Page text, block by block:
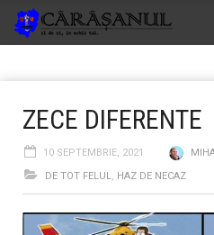
ZECE DIFERENTE
10 SEPTEMBRIE, 2021
DE TOT FELUL, HAZ DE NECAZ